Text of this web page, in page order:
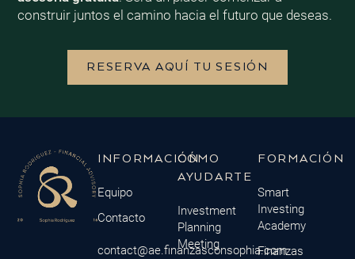
construir juntos el camino hacia el futuro que deseas.
RESERVA AQUÍ TU SESIÓN
INFORMACIÓN
Equipo
Contacto
contact@ae.finanzasconsophia.com
CÓMO
AYUDARTE
Investment
Planning
Meeting
FORMACIÓN
Smart
Investing
Academy
Finanzas